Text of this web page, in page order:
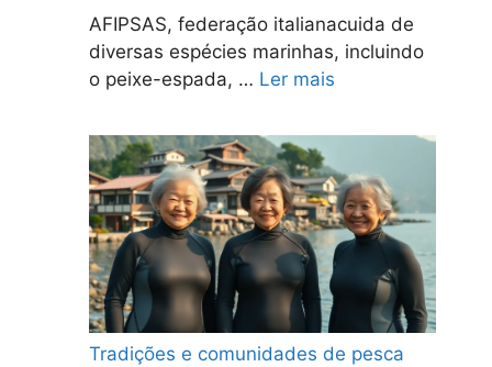
AFIPSAS, federação italianacuida de
diversas espécies marinhas, incluindo
o peixe-espada, … Ler mais
Tradições e comunidades de pesca